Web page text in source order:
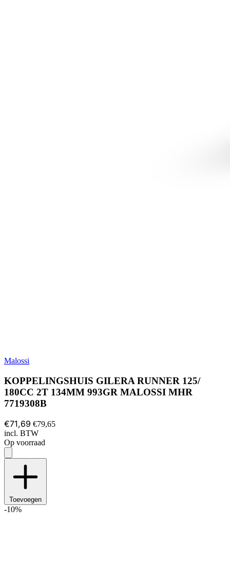
Malossi
KOPPELINGSHUIS GILERA RUNNER 125/
180CC 2T 134MM 993GR MALOSSI MHR
7719308B
€71,69 €79,65
incl. BTW
Op voorraad
Toevoegen
-10%